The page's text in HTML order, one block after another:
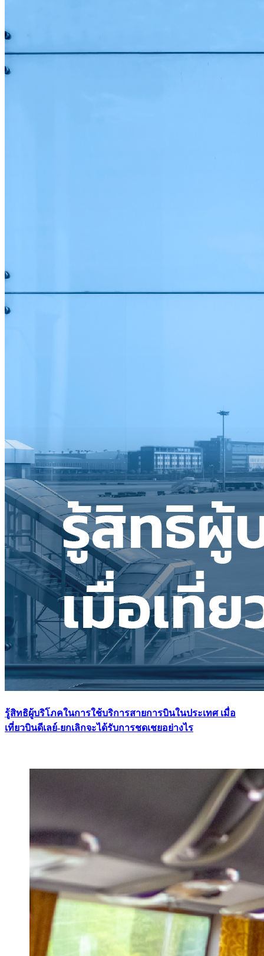
รู้สิทธิผู้บริโภคในการใช้บริการสายการบินในประเทศ เมื่อ
เที่ยวบินดีเลย์-ยกเลิกจะได้รับการชดเชยอย่างไร